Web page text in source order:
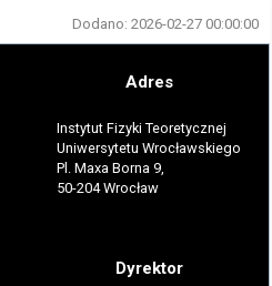
Dodano: 2026-02-27 00:00:00
Adres
Instytut Fizyki Teoretycznej
Uniwersytetu Wrocławskiego
Pl. Maxa Borna 9,
50-204 Wrocław
Dyrektor